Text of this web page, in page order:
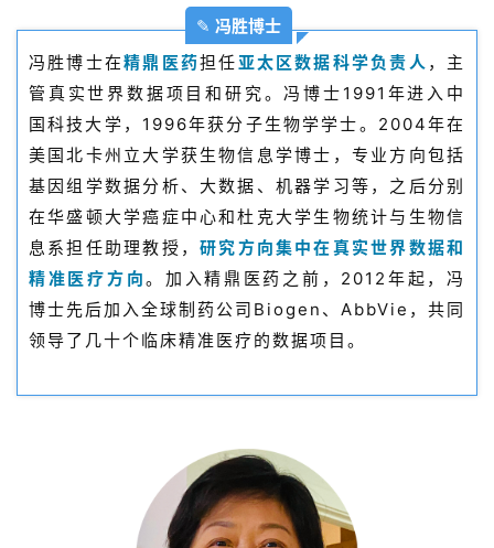
融
资
平
台
药
时
代
学
苑
登录 注册
✎ 冯胜博士
冯胜博士在精鼎医药担任 亚太区数据科学负责人 ，主
管真实世界数据项目和研究。冯博士1991年进入中
国科技大学，1996年获分子生物学学士。2004年在
美国北卡州立大学获生物信息学博士，专业方向包括
基因组学数据分析、大数据、机器学习等，之后分别
在华盛顿大学癌症中心和杜克大学生物统计与生物信
息系担任助理教授，研究方向集中在真实世界数据和
精准医疗方向。加入精鼎医药之前，2012年起，冯
博士先后加入全球制药公司Biogen、AbbVie，共同
领导了几十个临床精准医疗的数据项目。